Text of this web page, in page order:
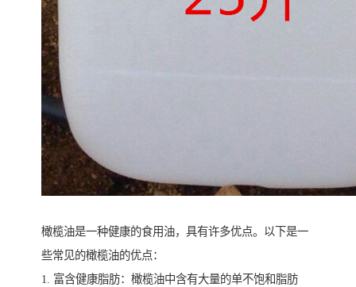
橄榄油是一种健康的食用油，具有许多优点。以下是一
些常见的橄榄油的优点：
1. 富含健康脂肪：橄榄油中含有大量的单不饱和脂肪